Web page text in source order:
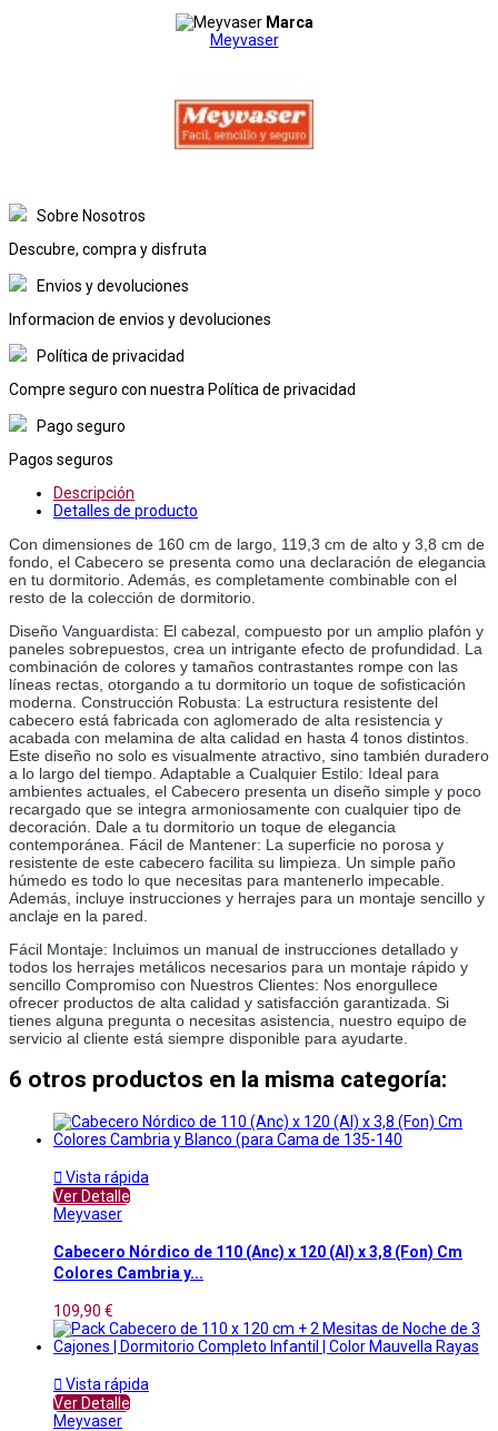
Marca
Meyvaser
Sobre Nosotros
Descubre, compra y disfruta
Envios y devoluciones
Informacion de envios y devoluciones
Política de privacidad
Compre seguro con nuestra Política de privacidad
Pago seguro
Pagos seguros
Descripción
Detalles de producto
Con dimensiones de 160 cm de largo, 119,3 cm de alto y 3,8 cm de
fondo, el Cabecero se presenta como una declaración de elegancia
en tu dormitorio. Además, es completamente combinable con el
resto de la colección de dormitorio.
Diseño Vanguardista: El cabezal, compuesto por un amplio plafón y
paneles sobrepuestos, crea un intrigante efecto de profundidad. La
combinación de colores y tamaños contrastantes rompe con las
líneas rectas, otorgando a tu dormitorio un toque de sofisticación
moderna. Construcción Robusta: La estructura resistente del
cabecero está fabricada con aglomerado de alta resistencia y
acabada con melamina de alta calidad en hasta 4 tonos distintos.
Este diseño no solo es visualmente atractivo, sino también duradero
a lo largo del tiempo. Adaptable a Cualquier Estilo: Ideal para
ambientes actuales, el Cabecero presenta un diseño simple y poco
recargado que se integra armoniosamente con cualquier tipo de
decoración. Dale a tu dormitorio un toque de elegancia
contemporánea. Fácil de Mantener: La superficie no porosa y
resistente de este cabecero facilita su limpieza. Un simple paño
húmedo es todo lo que necesitas para mantenerlo impecable.
Además, incluye instrucciones y herrajes para un montaje sencillo y
anclaje en la pared.
Fácil Montaje: Incluimos un manual de instrucciones detallado y
todos los herrajes metálicos necesarios para un montaje rápido y
sencillo Compromiso con Nuestros Clientes: Nos enorgullece
ofrecer productos de alta calidad y satisfacción garantizada. Si
tienes alguna pregunta o necesitas asistencia, nuestro equipo de
servicio al cliente está siempre disponible para ayudarte.
6 otros productos en la misma categoría:
 Vista rápida
Ver Detalle
Meyvaser
Cabecero Nórdico de 110 (Anc) x 120 (Al) x 3,8 (Fon) Cm
Colores Cambria y...
109,90 €
 Vista rápida
Ver Detalle
Meyvaser